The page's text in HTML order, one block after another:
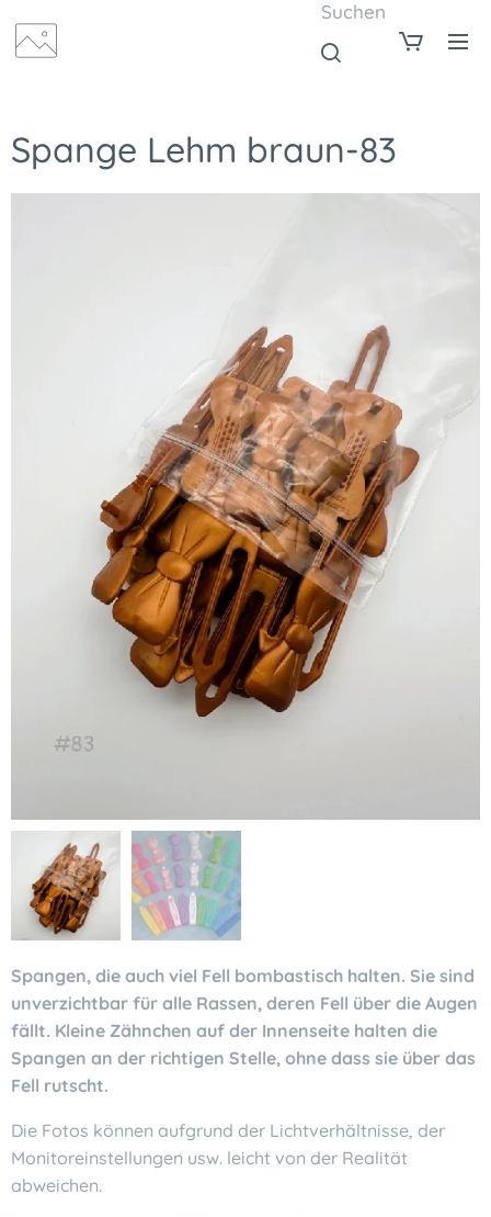
Suchen
Spange Lehm braun-83
Spangen, die auch viel Fell bombastisch halten. Sie sind
unverzichtbar für alle Rassen, deren Fell über die Augen
fällt. Kleine Zähnchen auf der Innenseite halten die
Spangen an der richtigen Stelle, ohne dass sie über das
Fell rutscht.
Die Fotos können aufgrund der Lichtverhältnisse, der
Monitoreinstellungen usw. leicht von der Realität
abweichen.